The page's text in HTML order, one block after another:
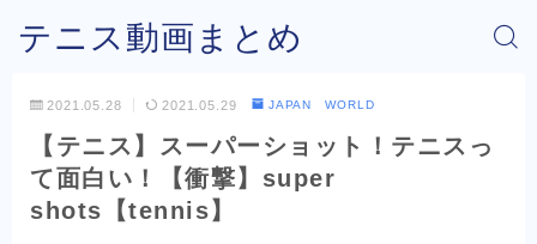
テニス動画まとめ
2021.05.28 2021.05.29 JAPAN WORLD
【テニス】スーパーショット！テニスっ
て面白い！【衝撃】super
shots【tennis】